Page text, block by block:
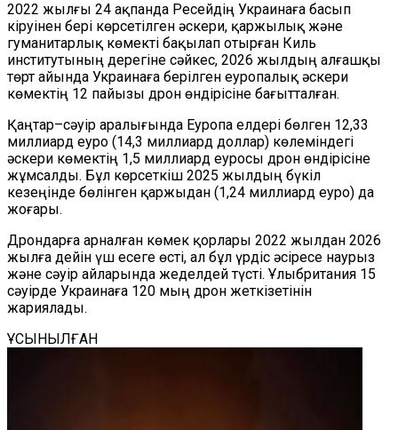
2022 жылғы 24 ақпанда Ресейдің Украинаға басып
кіруінен бері көрсетілген әскери, қаржылық және
гуманитарлық көмекті бақылап отырған Киль
институтының дерегіне сәйкес, 2026 жылдың алғашқы
төрт айында Украинаға берілген еуропалық әскери
көмектің 12 пайызы дрон өндірісіне бағытталған.
Қаңтар–сәуір аралығында Еуропа елдері бөлген 12,33
миллиард еуро (14,3 миллиард доллар) көлеміндегі
әскери көмектің 1,5 миллиард еуросы дрон өндірісіне
жұмсалды. Бұл көрсеткіш 2025 жылдың бүкіл
кезеңінде бөлінген қаржыдан (1,24 миллиард еуро) да
жоғары.
Дрондарға арналған көмек қорлары 2022 жылдан 2026
жылға дейін үш есеге өсті, ал бұл үрдіс әсіресе наурыз
және сәуір айларында жеделдей түсті. Ұлыбритания 15
сәуірде Украинаға 120 мың дрон жеткізетінін
жариялады.
ҰСЫНЫЛҒАН